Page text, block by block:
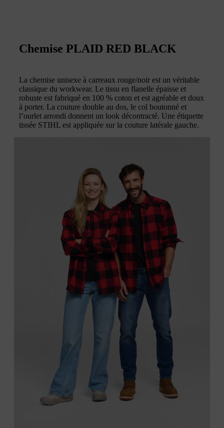
Chemise PLAID RED BLACK
La chemise unisexe à carreaux rouge/noir est un véritable
classique du workwear. Le tissu en flanelle épaisse et
robuste est fabriqué en 100 % coton et est agréable et doux
à porter. La couture double au dos, le col boutonné et
l’ourlet arrondi donnent un look décontracté. Une étiquette
tissée STIHL est appliquée sur la couture latérale gauche.